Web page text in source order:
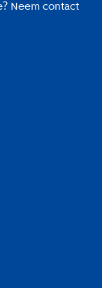
Neem contact